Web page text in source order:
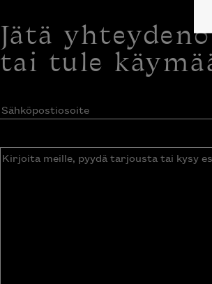
Jätä
tai tule
Sähköpostiosoite(Pakollinen)
Kirjoita